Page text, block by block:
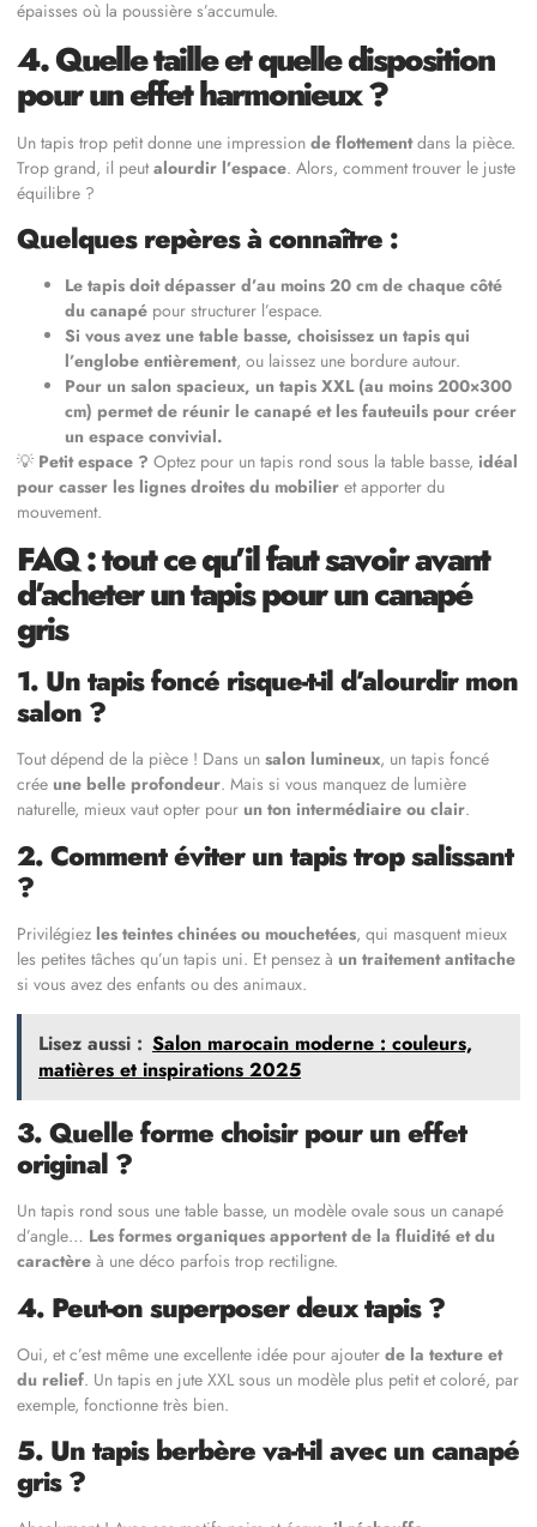
épaisses où la poussière s’accumule.
4. Quelle taille et quelle disposition
pour un effet harmonieux ?
Un tapis trop petit donne une impression de flottementdans la pièce.
Trop grand, il peut alourdir l’espace. Alors, comment trouver le juste
équilibre ?
Quelques repères à connaître :
Le tapis doit dépasser d’au moins 20 cm de chaque côté
du canapé pour structurer l’espace.
Si vous avez une table basse, choisissez un tapis qui
l’englobe entièrement, ou laissez une bordure autour.
Pour un salon spacieux, un tapis XXL (au moins 200×300
cm) permet de réunir le canapé et les fauteuils pour créer
un espace convivial.
💡 Petit espace ? Optez pour un tapis rond sous la table basse, idéal
pour casser les lignes droites du mobilier et apporter du
mouvement.
FAQ : tout ce qu’il faut savoir avant
d’acheter un tapis pour un canapé
gris
1. Un tapis foncé risque-t-il d’alourdir mon
salon ?
Tout dépend de la pièce ! Dans un salon lumineux, un tapis foncé
crée une belle profondeur. Mais si vous manquez de lumière
naturelle, mieux vaut opter pour un ton intermédiaire ou clair.
2. Comment éviter un tapis trop salissant
?
Privilégiez les teintes chinées ou mouchetées, qui masquent mieux
les petites tâches qu’un tapis uni. Et pensez à un traitement antitache
si vous avez des enfants ou des animaux.
Lisez aussi : Salon marocain moderne : couleurs,
matières et inspirations 2025
3. Quelle forme choisir pour un effet
original ?
Un tapis rond sous une table basse, un modèle ovale sous un canapé
d’angle… Les formes organiques apportent de la fluidité et du
caractère à une déco parfois trop rectiligne.
4. Peut-on superposer deux tapis ?
Oui, et c’est même une excellente idée pour ajouter de la texture et
du relief. Un tapis en jute XXL sous un modèle plus petit et coloré, par
exemple, fonctionne très bien.
5. Un tapis berbère va-t-il avec un canapé
gris ?